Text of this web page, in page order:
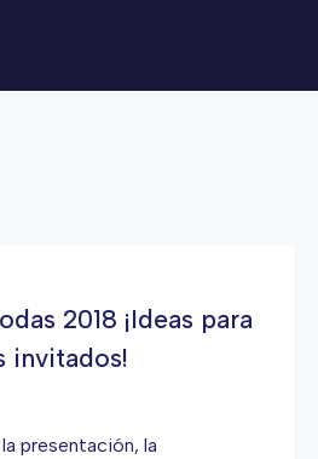
2018 ¡Ideas para
invitados!
presentación, la